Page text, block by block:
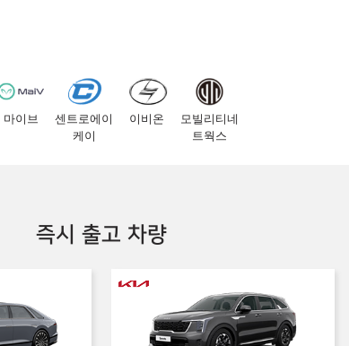
마이브
센트로에이
케이
이비온
모빌리티네
트웍스
즉시 출고 차량